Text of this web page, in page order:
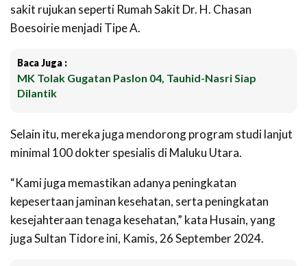
sakit rujukan seperti Rumah Sakit Dr. H. Chasan
Boesoirie menjadi Tipe A.
Baca Juga :
MK Tolak Gugatan Paslon 04, Tauhid-Nasri Siap
Dilantik
Selain itu, mereka juga mendorong program studi lanjut
minimal 100 dokter spesialis di Maluku Utara.
“Kami juga memastikan adanya peningkatan
kepesertaan jaminan kesehatan, serta peningkatan
kesejahteraan tenaga kesehatan,” kata Husain, yang
juga Sultan Tidore ini, Kamis, 26 September 2024.